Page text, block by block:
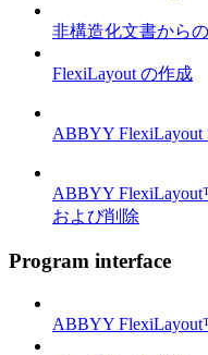
非構造化文書から
FlexiLayout の作成
ABBYY FlexiLayout
ABBYY
および削除
Program interface
ABBYY